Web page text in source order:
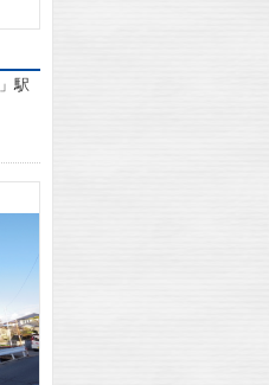
」駅